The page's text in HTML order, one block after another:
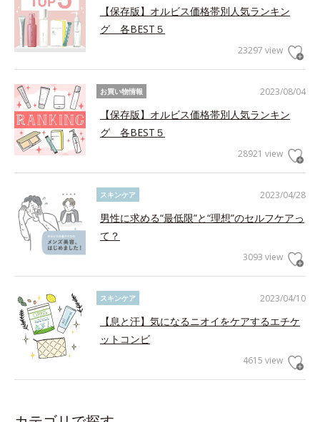
【保存版】オルビス価格帯別人気ランキン
グ 各BEST５
23297 view
2023/08/04
お買い物情報
【保存版】オルビス価格帯別人気ランキン
グ 各BEST５
28921 view
2023/04/28
スキンケア
男性に求める“最低限”と“理想”のセルフケアっ
て？
3093 view
2023/04/10
スキンケア
【息と汗】気になるニオイをケアするエチケ
ットコンビ
4615 view